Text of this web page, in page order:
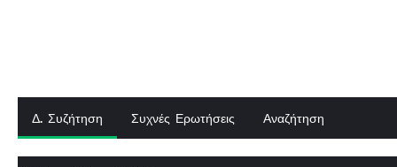
Δ. Συζήτηση Συχνές Ερωτήσεις Αναζήτηση